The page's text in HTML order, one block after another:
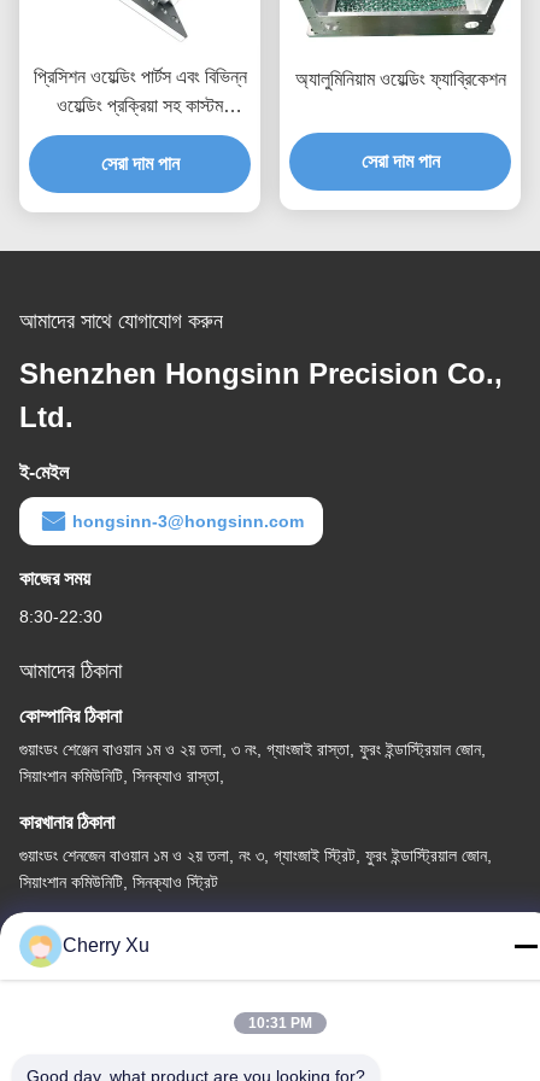
প্রিসিশন ওয়েল্ডিং পার্টস এবং বিভিন্ন
ওয়েল্ডিং প্রক্রিয়া সহ কাস্টম
ফ্যাব্রিকেশন পরিষেবা
সেরা দাম পান
অ্যালুমিনিয়াম ওয়েল্ডিং ফ্যাব্রিকেশন
সেরা দাম পান
আমাদের সাথে যোগাযোগ করুন
Shenzhen Hongsinn Precision Co.,
Ltd.
ই-মেইল
hongsinn-3@hongsinn.com
কাজের সময়
8:30-22:30
আমাদের ঠিকানা
কোম্পানির ঠিকানা
গুয়াংডং শেঞ্জেন বাওয়ান ১ম ও ২য় তলা, ৩ নং, গ্যাংজাই রাস্তা, ফুরং ইন্ডাস্ট্রিয়াল জোন,
সিয়াংশান কমিউনিটি, সিনক্যাও রাস্তা,
কারখানার ঠিকানা
গুয়াংডং শেনজেন বাওয়ান ১ম ও ২য় তলা, নং ৩, গ্যাংজাই স্ট্রিট, ফুরং ইন্ডাস্ট্রিয়াল জোন,
সিয়াংশান কমিউনিটি, সিনক্যাও স্ট্রিট
টেল
86-0755-27097532-8:30
Cherry Xu
10:31 PM
Good day, what product are you looking for?